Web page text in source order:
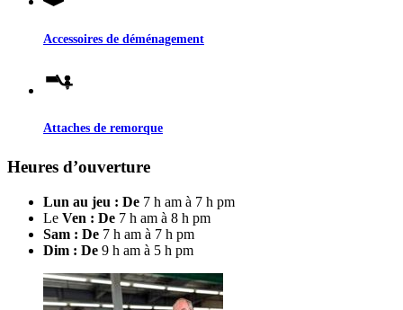
Accessoires de déménagement
Attaches de remorque
Heures d’ouverture
Lun au jeu : De 7 h am à 7 h pm
Le Ven : De 7 h am à 8 h pm
Sam : De 7 h am à 7 h pm
Dim : De 9 h am à 5 h pm